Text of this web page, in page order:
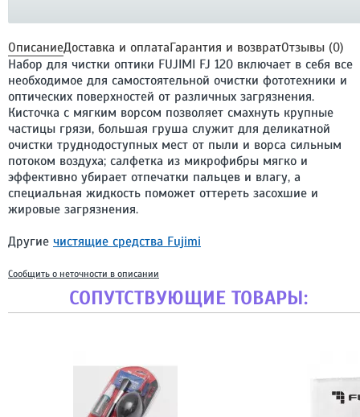
ОписаниеДоставка и оплатаГарантия и возвратОтзывы (0)
Набор для чистки оптики FUJIMI FJ 120 включает в себя все
необходимое для самостоятельной очистки фототехники и
оптических поверхностей от различных загрязнения.
Кисточка с мягким ворсом позволяет смахнуть крупные
частицы грязи, большая груша служит для деликатной
очистки труднодоступных мест от пыли и ворса сильным
потоком воздуха; салфетка из микрофибры мягко и
эффективно убирает отпечатки пальцев и влагу, а
специальная жидкость поможет оттереть засохшие и
жировые загрязнения.
Другие чистящие средства Fujimi
Сообщить о неточности в описании
СОПУТСТВУЮЩИЕ ТОВАРЫ: